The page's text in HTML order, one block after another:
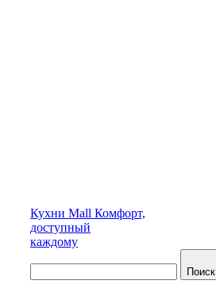
Кухни Mall Комфорт,
доступный
каждому
Поиск